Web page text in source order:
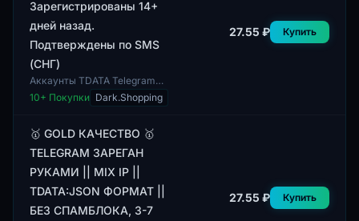
Зарегистрированы 14+
дней назад.
Подтверждены по SMS
(СНГ)
Аккаунты TDATA Telegram
зарегистрированы более 14
дней назад. Эти аккаунты
обеспечивает дополни...
10+ Покупки Dark.Shopping
27.55 ₽ Купить
🥇 GOLD КАЧЕСТВО 🥇
TELEGRAM ЗАРЕГАН
РУКАМИ || MIX IP ||
TDATA:JSON ФОРМАТ ||
БЕЗ СПАМБЛОКА, 3-7
27.55 ₽ Купить